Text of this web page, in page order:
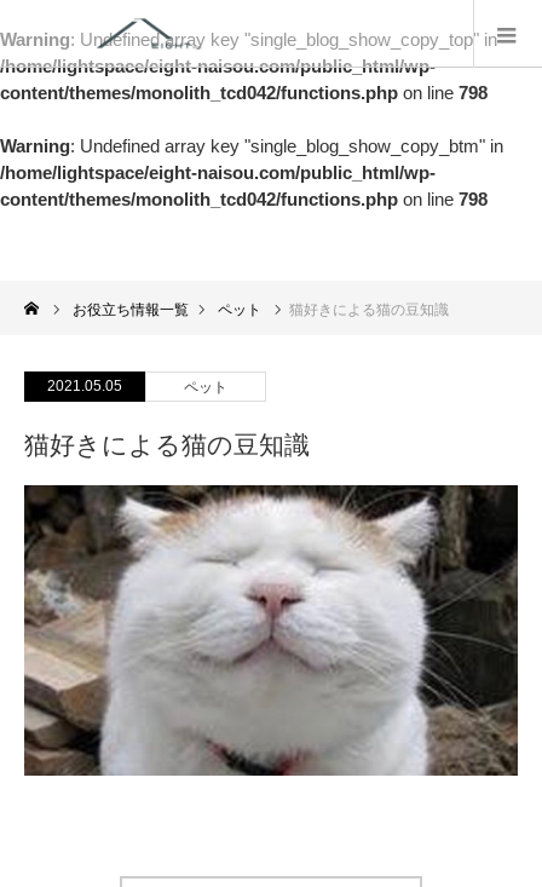
Warning: Undefined array key "single_blog_show_copy_top" in
/home/lightspace/eight-naisou.com/public_html/wp-
content/themes/monolith_tcd042/functions.php on line 798
Warning: Undefined array key "single_blog_show_copy_btm" in
/home/lightspace/eight-naisou.com/public_html/wp-
content/themes/monolith_tcd042/functions.php on line 798
お役立ち情報一覧 ペット 猫好きによる猫の豆知識
2021.05.05 ペット
猫好きによる猫の豆知識